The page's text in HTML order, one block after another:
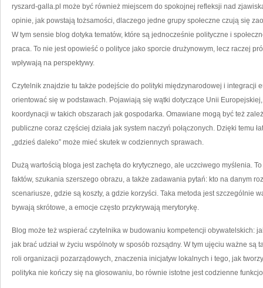
ryszard-galla.pl może być również miejscem do spokojnej refleksji nad
opinie, jak powstają tożsamości, dlaczego jedne grupy społeczne czują się
W tym sensie blog dotyka tematów, które są jednocześnie polityczne i
praca. To nie jest opowieść o polityce jako sporcie drużynowym, lecz raczej
wpływają na perspektywy.
Czytelnik znajdzie tu także podejście do polityki międzynarodowej i integracji
orientować się w podstawach. Pojawiają się wątki dotyczące Unii
koordynacji w takich obszarach jak gospodarka. Omawiane mogą być też
publiczne coraz częściej działa jak system naczyń połączonych. Dzięki temu
„gdzieś daleko” może mieć skutek w codziennych sprawach.
Dużą wartością bloga jest zachęta do krytycznego, ale uczciwego myślenia.
faktów, szukania szerszego obrazu, a także zadawania pytań: kto na danym
scenariusze, gdzie są koszty, a gdzie korzyści. Taka metoda jest szczególnie
bywają skrótowe, a emocje często przykrywają merytorykę.
Blog może też wspierać czytelnika w budowaniu kompetencji obywatelskich:
jak brać udział w życiu wspólnoty w sposób rozsądny. W tym ujęciu ważne są
roli organizacji pozarządowych, znaczenia inicjatyw lokalnych i tego, jak
polityka nie kończy się na głosowaniu, bo równie istotne jest codzienne